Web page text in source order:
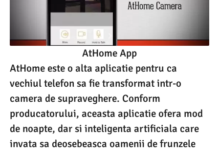
AtHome App
AtHome este o alta aplicatie pentru ca
vechiul telefon sa fie transformat intr-o
camera de supraveghere. Conform
producatorului, aceasta aplicatie ofera mod
de noapte, dar si inteligenta artificiala care
invata sa deosebeasca oamenii de frunzele